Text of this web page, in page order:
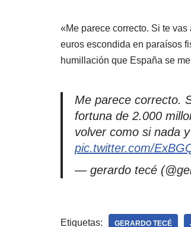
«Me parece correcto. Si te
euros escondida en paraísos
humillación que España se
Me parece correcto.
fortuna de 2.000
volver como si nada
pic.twitter.com/
— gerardo tecé
Etiquetas: GERARDO TECÉ